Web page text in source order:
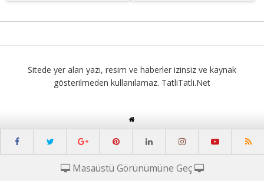
Sitede yer alan yazı, resim ve haberler izinsiz ve kaynak
gösterilmeden kullanılamaz. TatliTatli.Net
Masaüstü Görünümüne Geç